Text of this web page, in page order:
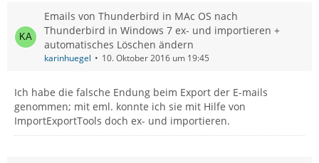
Emails von Thunderbird in MAc OS nach
Thunderbird in Windows 7 ex- und importieren +
automatisches Löschen ändern
karinhuegel 10. Oktober 2016 um 19:45
Ich habe die falsche Endung beim Export der E-mails
genommen; mit eml. konnte ich sie mit Hilfe von
ImportExportTools doch ex- und importieren.